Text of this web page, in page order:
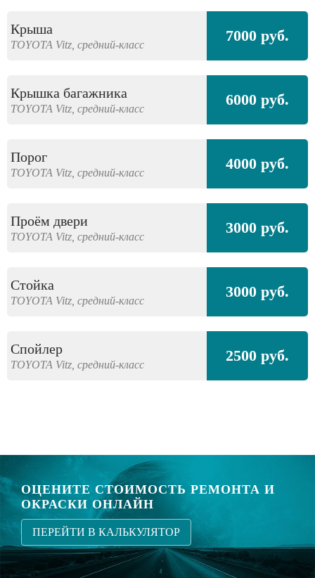
Крыша
TOYOTA Vitz, средний-класс 7000 руб.
Крышка багажника
TOYOTA Vitz, средний-класс 6000 руб.
Порог
TOYOTA Vitz, средний-класс 4000 руб.
Проём двери
TOYOTA Vitz, средний-класс 3000 руб.
Стойка
TOYOTA Vitz, средний-класс 3000 руб.
Спойлер
TOYOTA Vitz, средний-класс 2500 руб.
ОЦЕНИТЕ СТОИМОСТЬ РЕМОНТА И
ОКРАСКИ ОНЛАЙН
ПЕРЕЙТИ В КАЛЬКУЛЯТОР